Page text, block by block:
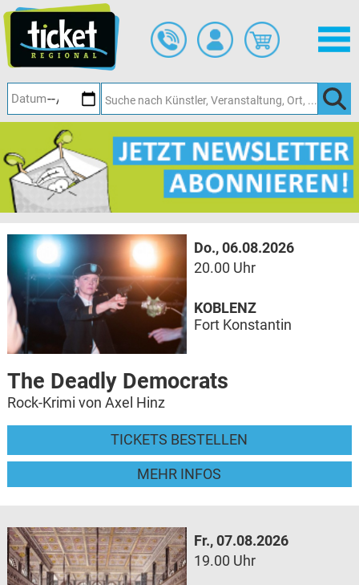
Hauptinhalt
springen
Do., 06.08.2026
20.00 Uhr
The Deadly Democrats
Rock-Krimi von Axel Hinz
TICKETS BESTELLEN
MEHR INFOS
KOBLENZ
Fort Konstantin
Fr., 07.08.2026
19.00 Uhr